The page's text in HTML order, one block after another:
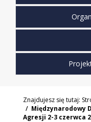
Znajdujesz się tutaj:
Międzynarodowy
Agresji 2-3 czerwca